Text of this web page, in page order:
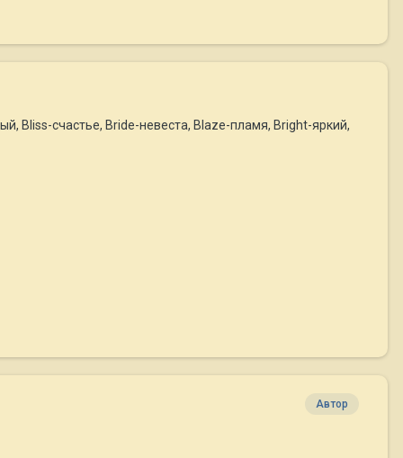
Bliss-счастье, Bride-невеста, Blaze-пламя, Bright-яркий,
Автор